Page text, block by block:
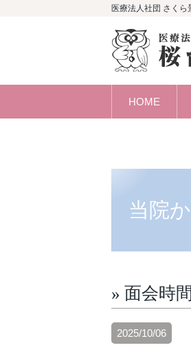
医療法人社団 さくら
HOME
当院
» 面会時
2025/10/06